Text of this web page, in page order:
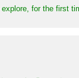
for the first